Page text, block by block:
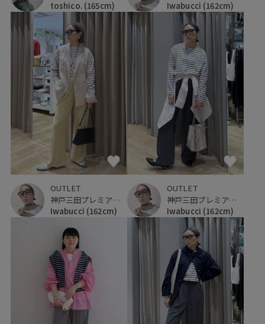
toshico. (165cm)
Iwabucci (162cm)
OUTLET
神戸三田プレミアム・アウトレット
Iwabucci (162cm)
OUTLET
神戸三田プレミアム・アウトレット
Iwabucci (162cm)